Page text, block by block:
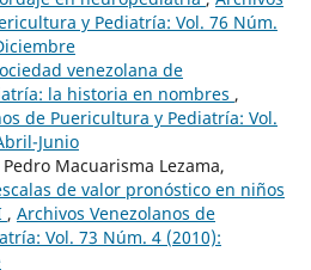
y Pediatría: Vol. 76 Núm.
venezolana de
la historia en nombres ,
de Puericultura y Pediatría: Vol.
Junio
Macuarisma Lezama,
de valor pronóstico en niños
, Archivos Venezolanos de
Vol. 73 Núm. 4 (2010):